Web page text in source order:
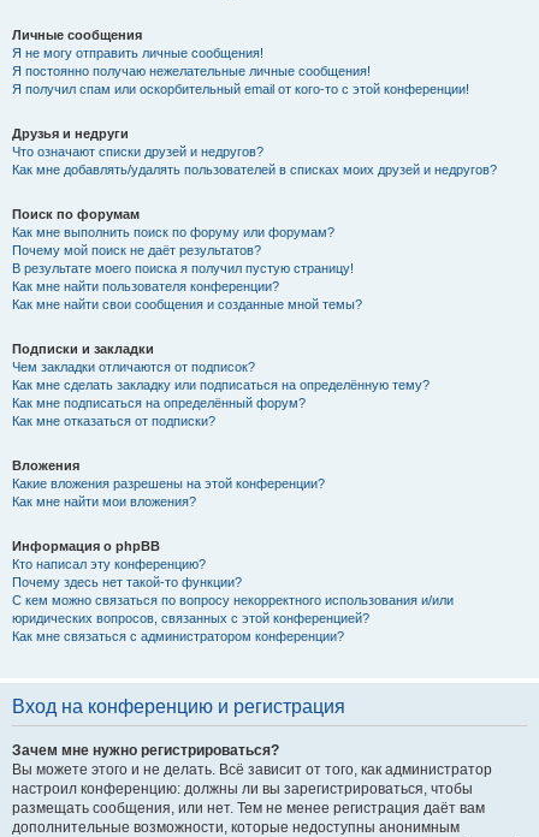
Личные сообщения
Я не могу отправить личные сообщения!
Я постоянно получаю нежелательные личные сообщения!
Я получил спам или оскорбительный email от кого-то с этой конференции!
Друзья и недруги
Что означают списки друзей и недругов?
Как мне добавлять/удалять пользователей в списках моих друзей и недругов?
Поиск по форумам
Как мне выполнить поиск по форуму или форумам?
Почему мой поиск не даёт результатов?
В результате моего поиска я получил пустую страницу!
Как мне найти пользователя конференции?
Как мне найти свои сообщения и созданные мной темы?
Подписки и закладки
Чем закладки отличаются от подписок?
Как мне сделать закладку или подписаться на определённую тему?
Как мне подписаться на определённый форум?
Как мне отказаться от подписки?
Вложения
Какие вложения разрешены на этой конференции?
Как мне найти мои вложения?
Информация о phpBB
Кто написал эту конференцию?
Почему здесь нет такой-то функции?
С кем можно связаться по вопросу некорректного использования и/или
юридических вопросов, связанных с этой конференцией?
Как мне связаться с администратором конференции?
Вход на конференцию и регистрация
Зачем мне нужно регистрироваться?
Вы можете этого и не делать. Всё зависит от того, как администратор
настроил конференцию: должны ли вы зарегистрироваться, чтобы
размещать сообщения, или нет. Тем не менее регистрация даёт вам
дополнительные возможности, которые недоступны анонимным